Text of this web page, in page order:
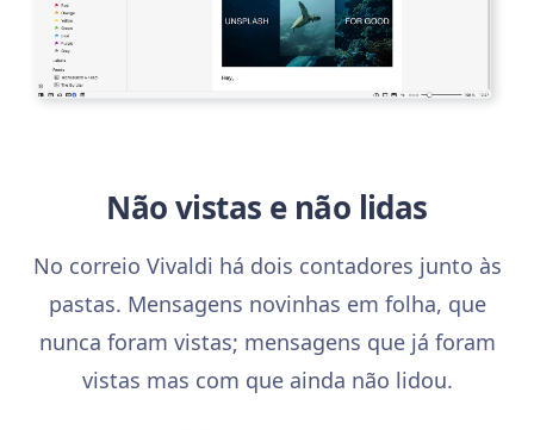
Não vistas e não lidas
No correio Vivaldi há dois contadores junto às
pastas. Mensagens novinhas em folha, que
nunca foram vistas; mensagens que já foram
vistas mas com que ainda não lidou.